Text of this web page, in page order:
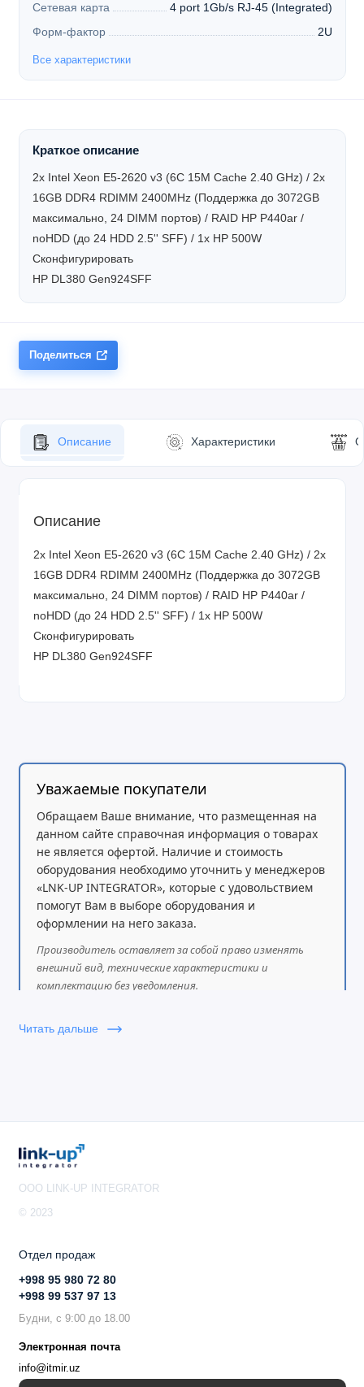
Сетевая карта
4 port 1Gb/s RJ-45 (Integrated)
Форм-фактор
2U
Все характеристики
Краткое описание
2x Intel Xeon E5-2620 v3 (6C 15M Cache 2.40 GHz) / 2x
16GB DDR4 RDIMM 2400MHz (Поддержка до 3072GB
максимально, 24 DIMM портов) / RAID HP P440ar /
noHDD (до 24 HDD 2.5'' SFF) / 1x HP 500W
Сконфигурировать
HP DL380 Gen924SFF
Поделиться
Описание Характеристики
Описание
2x Intel Xeon E5-2620 v3 (6C 15M Cache 2.40 GHz) / 2x
16GB DDR4 RDIMM 2400MHz (Поддержка до 3072GB
максимально, 24 DIMM портов) / RAID HP P440ar /
noHDD (до 24 HDD 2.5'' SFF) / 1x HP 500W
Сконфигурировать
HP DL380 Gen924SFF
Уважаемые покупатели
Обращаем Ваше внимание, что размещенная на
данном сайте справочная информация о товарах
не является офертой. Наличие и стоимость
оборудования необходимо уточнить у менеджеров
«LNK-UP INTEGRATOR», которые с удовольствием
помогут Вам в выборе оборудования и
оформлении на него заказа.
Производитель оставляет за собой право изменять
внешний вид, технические характеристики и
комплектацию без уведомления.
Читать дальше
OOO LINK-UP INTEGRATOR
© 2023
Отдел продаж
+998 95 980 72 80
+998 99 537 97 13
Будни, с 9:00 до 18.00
Электронная почта
info@itmir.uz